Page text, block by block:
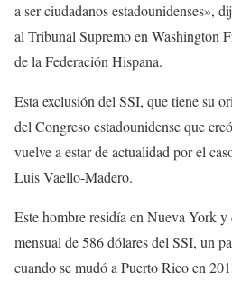
a ser ciudadanos estadounidenses»,
al Tribunal Supremo en Washington
de la Federación Hispana.
Esta exclusión del SSI, que tiene su
del Congreso estadounidense que
vuelve a estar de actualidad por el
Luis Vaello-Madero.
Este hombre residía en Nueva York
mensual de 586 dólares del SSI, un
cuando se mudó a Puerto Rico en